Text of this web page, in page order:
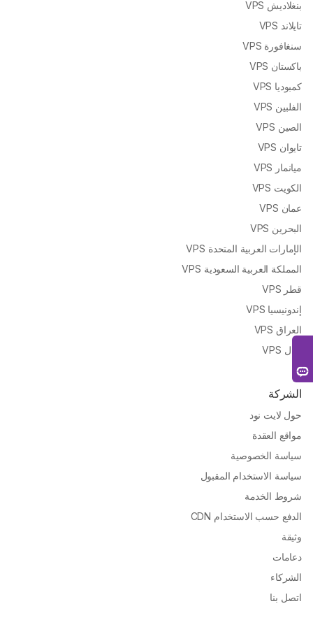
بنغلاديش VPS
تايلاند VPS
سنغافورة VPS
باكستان VPS
كمبوديا VPS
الفلبين VPS
الصين VPS
تايوان VPS
ميانمار VPS
الكويت VPS
عمان VPS
البحرين VPS
الإمارات العربية المتحدة VPS
المملكة العربية السعودية VPS
قطر VPS
إندونيسيا VPS
العراق VPS
نيبال VPS
الشركة
حول لايت نود
مواقع العقدة
سياسة الخصوصية
سياسة الاستخدام المقبول
شروط الخدمة
الدفع حسب الاستخدام CDN
وثيقة
دعامات
الشركاء
اتصل بنا